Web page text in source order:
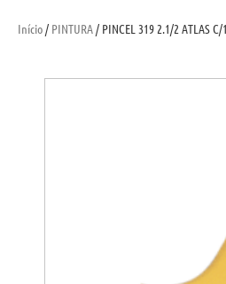
Início/ PINTURA/ PINCEL 319 2.1/2 ATLAS C/